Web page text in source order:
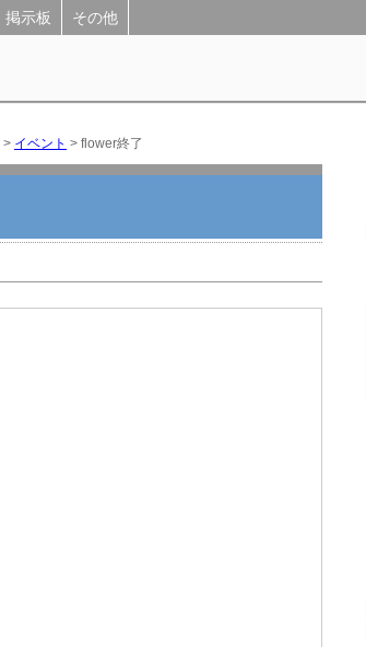
掲示板 その他
> イベント > flower終了